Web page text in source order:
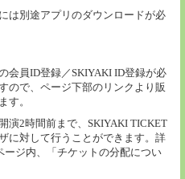
は別途アプリのダウンロードが必
会員ID登録／SKIYAKI ID登録が必
ので、ページ下部のリンクより販
す。
演2時間前まで、SKIYAKI TICKET
に対して行うことができます。詳
ージ内、「チケットの分配につい